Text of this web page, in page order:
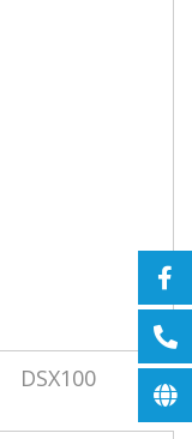
DSX100